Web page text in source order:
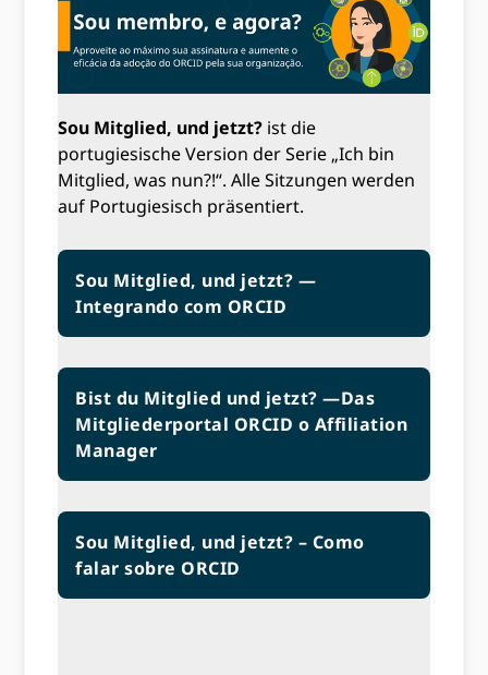
Sou Mitglied, und jetzt? ist die
portugiesische Version der Serie „Ich bin
Mitglied, was nun?!“. Alle Sitzungen werden
auf Portugiesisch präsentiert.
Sou Mitglied, und jetzt? —
Integrando com ORCID
Bist du Mitglied und jetzt? —Das
Mitgliederportal ORCID o Affiliation
Manager
Sou Mitglied, und jetzt? – Como
falar sobre ORCID